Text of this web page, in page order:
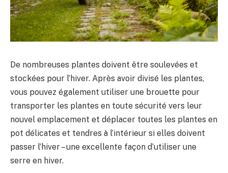
De nombreuses plantes doivent être soulevées et
stockées pour l’hiver. Après avoir divisé les plantes,
vous pouvez également utiliser une brouette pour
transporter les plantes en toute sécurité vers leur
nouvel emplacement et déplacer toutes les plantes en
pot délicates et tendres à l’intérieur si elles doivent
passer l’hiver – une excellente façon d’utiliser une
serre en hiver.